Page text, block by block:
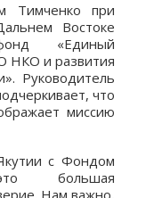
Тимченко при
Востоке
«Единый
НКО и развития
Руководитель
что
миссию
с Фондом
большая
Нам важно,